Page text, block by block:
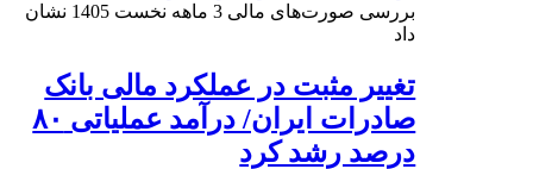
بررسی صورت‌های مالی 3 ماهه نخست 1405 نشان
داد
تغییر مثبت در عملکرد مالی بانک
صادرات ایران/ درآمد عملیاتی ۸۰
درصد رشد کرد